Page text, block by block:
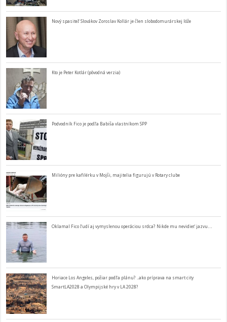
Nový spasiteľ Slovákov Zoroslav Kollár je člen slobodomurárskej lóže
Kto je Peter Kotlár (pôvodná verzia)
Podvodník Fico je podľa Babiša vlastníkom SPP
Milióny pre kafilérku v Mojši, majitelia figurujú v Rotary clube
Oklamal Fico ľudí aj vymyslenou operáciou srdca? Nikde mu nevidieť jazvu…
Horiace Los Angeles, požiar podľa plánu? ..ako príprava na smart city
SmartLA2028 a Olympijské hry v LA 2028?